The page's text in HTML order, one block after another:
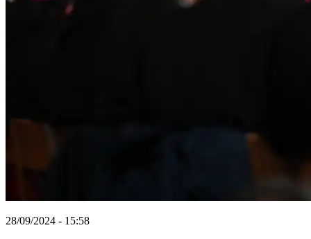
28/09/2024 - 15:58